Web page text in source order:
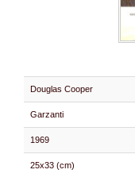
Douglas Cooper
Garzanti
1969
25x33 (cm)